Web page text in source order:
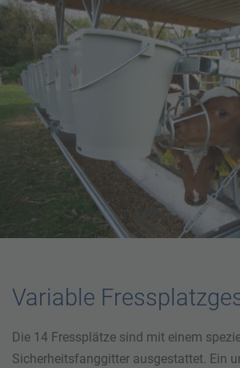
Variable
Die 14 Fressplätze sind mit einem
Sicherheitsfanggitter ausgestattet. Ein